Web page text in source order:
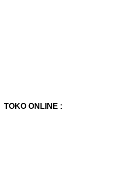
TOKO ONLINE :